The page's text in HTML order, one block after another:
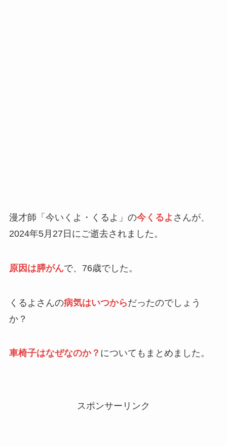
漫才師「今いくよ・くるよ」の今くるよ さんが、
2024年5月27日にご逝去されました。
原因は膵がんで、76歳でした。
くるよさんの病気はいつからだったのでしょう
か？
車椅子はなぜなのか？ についてもまとめました。
スポンサーリンク